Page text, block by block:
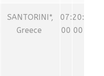
SANTORINI*,
Greece
07:
00
20:
00